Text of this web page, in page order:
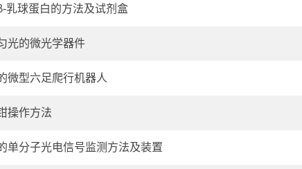
乳球蛋白的方法及试剂盒
光的微光学器件
微型六足爬行机器人
操作方法
单分子光电信号监测方法及装置